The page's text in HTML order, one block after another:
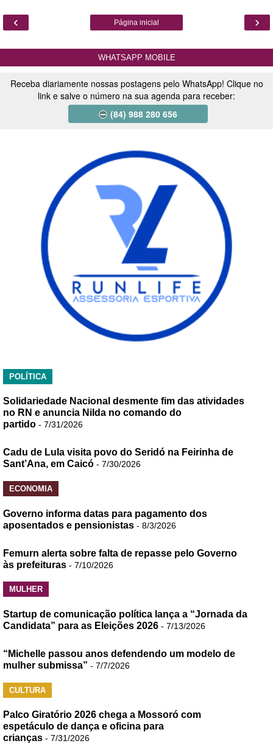
‹ ›
Página inicial
WHATSAPP MOBILE
Receba diariamente nossas postagens pelo WhatsApp! Clique no
link e salve o número na sua agenda para receber:
(84) 988 280 656
POLÍTICA
Solidariedade Nacional desmente fim das atividades
no RN e anuncia Nilda no comando do
partido - 7/31/2026
Cadu de Lula visita povo do Seridó na Feirinha de
Sant’Ana, em Caicó - 7/30/2026
ECONOMIA
Governo informa datas para pagamento dos
aposentados e pensionistas - 8/3/2026
Femurn alerta sobre falta de repasse pelo Governo
às prefeituras - 7/10/2026
MULHER
Startup de comunicação política lança a “Jornada da
Candidata” para as Eleições 2026 - 7/13/2026
“Michelle passou anos defendendo um modelo de
mulher submissa” - 7/7/2026
CULTURA
Palco Giratório 2026 chega a Mossoró com
espetáculo de dança e oficina para
crianças - 7/31/2026